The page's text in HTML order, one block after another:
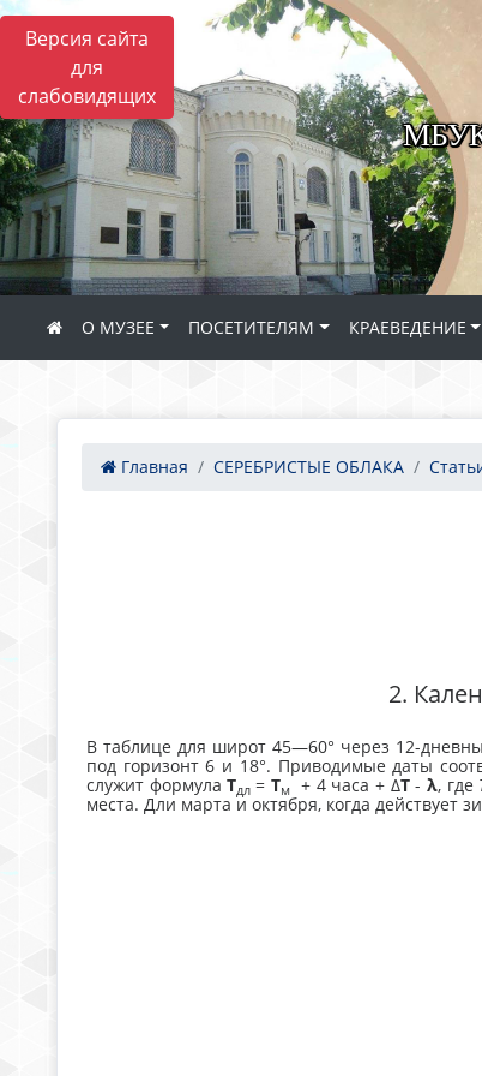
Версия сайта
для
слабовидящих
О МУЗЕЕ ПОСЕТИТЕЛЯМ КРАЕВЕДЕНИЕ
Главная СЕРЕБРИСТЫЕ ОБЛАКА
2.
В таблице для широт 45—60° через 12-
под горизонт 6 и 18°. Приводимые даты
служит формулаТдл= Тм+ 4 часа + ΔТ-λ, где
места. Дли марта и октября, когда действует